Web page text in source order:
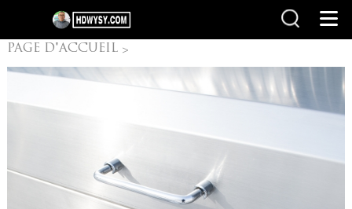
PAGE D'ACCUEIL>
Autres produits
>